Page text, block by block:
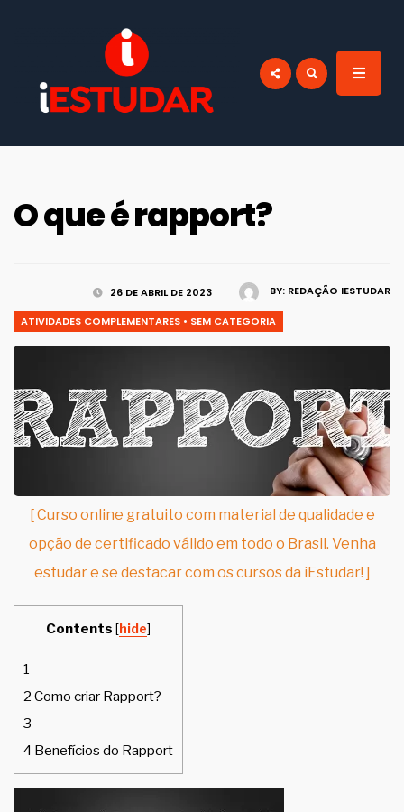
O que é rapport?
BY: REDAÇÃO IESTUDAR
26 DE ABRIL DE 2023
ATIVIDADES COMPLEMENTARES • SEM CATEGORIA
[ Curso online gratuito com material de qualidade e
opção de certificado válido em todo o Brasil. Venha
estudar e se destacar com os cursos da iEstudar! ]
Contents [hide]
1
2 Como criar Rapport?
3
4 Benefícios do Rapport